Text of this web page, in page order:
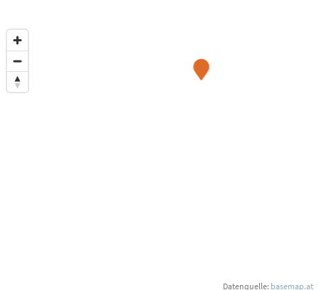
Datenquelle: basemap.at